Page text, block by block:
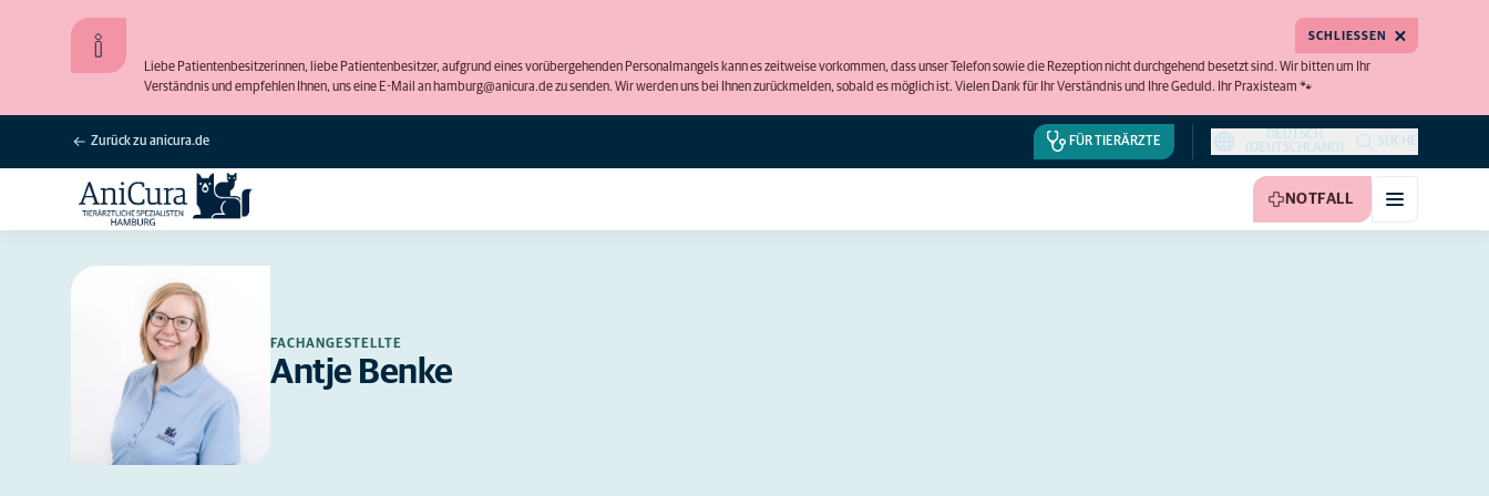
Liebe Patientenbesitzerinnen, liebe Patientenbesitzer, aufgrund eines vorübergehenden Personalmangels kann es zeitweise vorkommen, dass unser Telefon sowie die Rezeption nicht durchgehend besetzt sind. Wir bitten um Ihr
Verständnis und empfehlen Ihnen, uns eine E-Mail an hamburg@anicura.de zu senden. Wir werden uns bei Ihnen zurückmelden, sobald es möglich ist. Vielen Dank für Ihr Verständnis und Ihre Geduld. Ihr Praxisteam 🐾
SCHLIESSEN
Zurück zu anicura.de FÜR TIERÄRZTE
DEUTSCH
(DEUTSCHLAND)
SUCHE
NOTFALL
FACHANGESTELLTE
Antje Benke